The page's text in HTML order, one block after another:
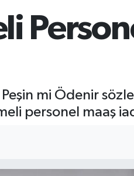
mi Ödenir
personel maaş